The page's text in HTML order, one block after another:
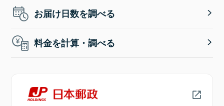
お届け日数を調べる
料金を計算・調べる